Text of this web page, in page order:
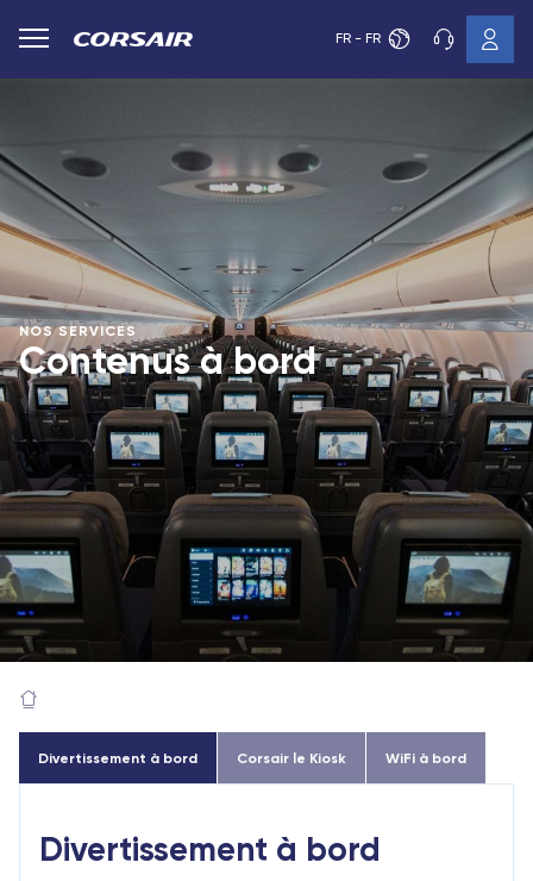
FR - FR
NOS SERVICES
Contenus à bord
Divertissement à bord Corsair le Kiosk WiFi à bord
Divertissement à bord